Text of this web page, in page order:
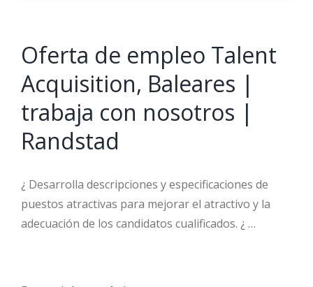
Oferta de empleo Talent
Acquisition, Baleares |
trabaja con nosotros |
Randstad
¿ Desarrolla descripciones y especificaciones de
puestos atractivas para mejorar el atractivo y la
adecuación de los candidatos cualificados. ¿ …